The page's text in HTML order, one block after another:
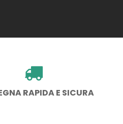
RAPIDA E SICURA